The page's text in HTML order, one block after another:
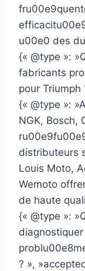
u00e0 des
{« @type »:
fabricants
pour Triumph
{« @type »:
NGK, Bosch,
distributeurs
Louis Moto,
Wemoto
de haute
{« @type »:
? »,